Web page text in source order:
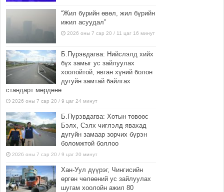
“Жил бүрийн өвөл, жил бүрийн
ижил асуудал”
2026 оны 7 сар 20 / 11 цаг 16 минут
Б.Пүрэвдагва: Нийслэлд хийх
бүх замыг ус зайлуулах
хоолойтой, явган хүний болон
дугуйн замтай байлгах
стандарт мөрдөнө
2026 оны 7 сар 20 / 9 цаг 24 минут
Б.Пүрэвдагва: Хотын төвөөс
Бэлх, Сэлх чиглэлд явахад
дугуйн замаар зорчих бүрэн
боломжтой боллоо
2026 оны 7 сар 20 / 9 цаг 20 минут
Хан-Уул дүүрэг, Чингисийн
өргөн чөлөөний ус зайлуулах
шугам хоолойн ажил 80